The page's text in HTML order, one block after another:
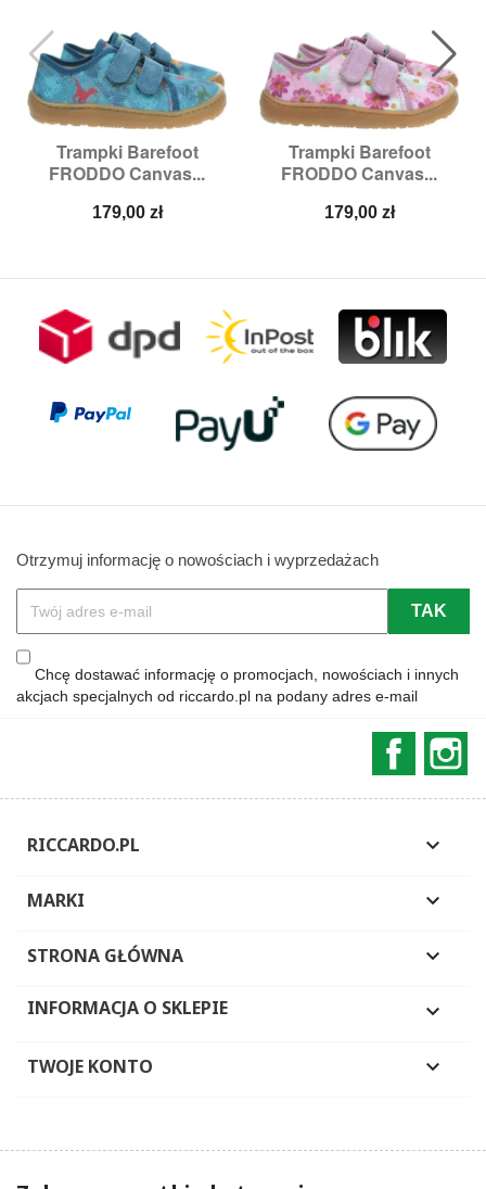
Trampki Barefoot
FRODDO Canvas...
Cena
179,00 zł
Trampki Barefoot
FRODDO Canvas...
Cena
179,00 zł
Otrzymuj informację o nowościach i wyprzedażach
Chcę dostawać informację o promocjach, nowościach i innych
akcjach specjalnych od riccardo.pl na podany adres e-mail
RICCARDO.PL 
MARKI 
STRONA GŁÓWNA 
INFORMACJA O SKLEPIE 
TWOJE KONTO 